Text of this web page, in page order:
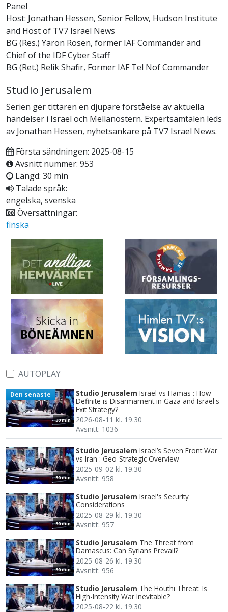
Panel
Host: Jonathan Hessen, Senior Fellow, Hudson Institute
and Host of TV7 Israel News
BG (Res.) Yaron Rosen, former IAF Commander and
Chief of the IDF Cyber Staff
BG (Ret.) Relik Shafir, Former IAF Tel Nof Commander
Studio Jerusalem
Serien ger tittaren en djupare förståelse av aktuella
händelser i Israel och Mellanöstern. Expertsamtalen leds
av Jonathan Hessen, nyhetsankare på TV7 Israel News.
Första sändningen: 2025-08-15
Avsnitt nummer: 953
Längd: 30 min
Talade språk:
engelska, svenska
Översättningar:
finska
AUTOPLAY
30 min
Den senaste Studio Jerusalem Israel vs Hamas : How
Definite is Disarmament in Gaza and Israel's
Exit Strategy?
2026-08-11 kl. 19.30
Avsnitt: 1036
30 min
Studio Jerusalem Israel’s Seven Front War
vs Iran : Geo-Strategic Overview
2025-09-02 kl. 19.30
Avsnitt: 958
30 min
Studio Jerusalem Israel's Security
Considerations
2025-08-29 kl. 19.30
Avsnitt: 957
30 min
Studio Jerusalem The Threat from
Damascus: Can Syrians Prevail?
2025-08-26 kl. 19.30
Avsnitt: 956
Studio Jerusalem The Houthi Threat: Is
High-Intensity War Inevitable?
2025-08-22 kl. 19.30